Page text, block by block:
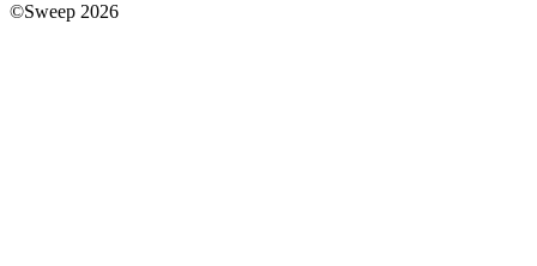
©Sweep 2026